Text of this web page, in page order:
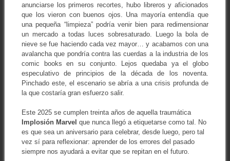
anunciarse los primeros recortes, hubo libreros y aficionados
que los vieron con buenos ojos. Una mayoría entendía que
una pequeña “limpieza” podría venir bien para redimensionar
un mercado a todas luces sobresaturado. Luego la bola de
nieve se fue haciendo cada vez mayor… y acabamos con una
avalancha que pondría contra las cuerdas a la industria de los
comic books en su conjunto. Lejos quedaba ya el globo
especulativo de principios de la década de los noventa.
Pinchado este, el escenario se abría a una crisis profunda de
la que costaría gran esfuerzo salir.
Este 2025 se cumplen treinta años de aquella traumática
Implosión Marvel que nunca llegó a etiquetarse como tal. No
es que sea un aniversario para celebrar, desde luego, pero tal
vez sí para reflexionar: aprender de los errores del pasado
siempre nos ayudará a evitar que se repitan en el futuro.